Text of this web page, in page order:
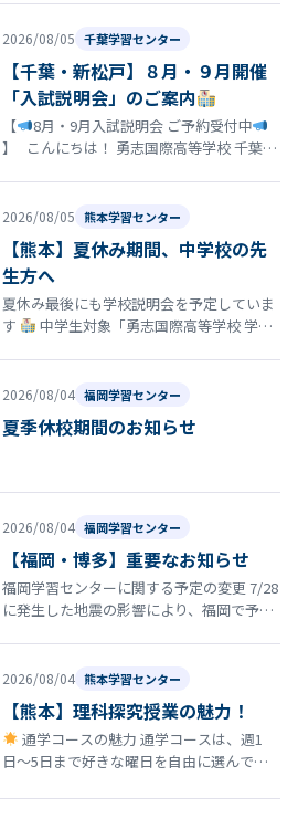
2026/08/05 千葉学習センター
【千葉・新松戸】８月・９月開催
「入試説明会」のご案内
【
8月・9月入試説明会 ご予約受付中
】 こんにちは！ 勇志国際高等学校 千葉学
2026/08/05 熊本学習センター
【熊本】夏休み期間、中学校の先
生方へ
夏休み最後にも学校説明会を予定していま
す
中学生対象「勇志国際高等学校 学校
2026/08/04 福岡学習センター
夏季休校期間のお知らせ
2026/08/04 福岡学習センター
【福岡・博多】重要なお知らせ
福岡学習センターに関する予定の変更 7/28
に発生した地震の影響により、福岡で予定
2026/08/04 熊本学習センター
【熊本】理科探究授業の魅力！
通学コースの魅力 通学コースは、週1
日〜5日まで好きな曜日を自由に選んで登
も、途中で曜日を変更しても学費は…